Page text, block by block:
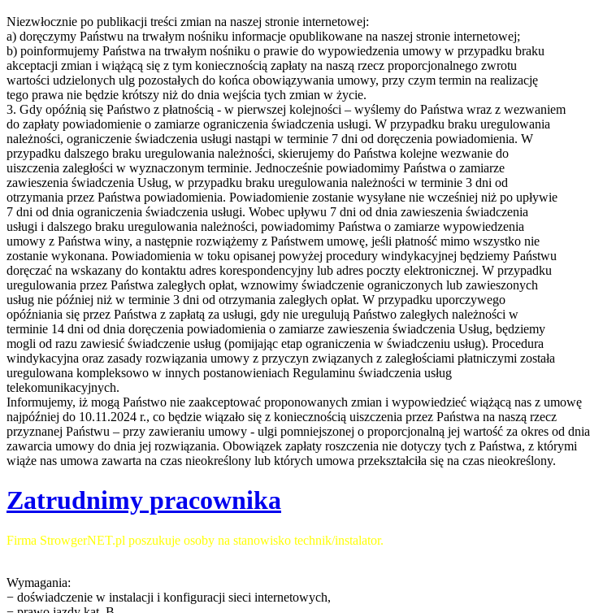
Niezwłocznie po publikacji treści zmian na naszej stronie internetowej:
a) doręczymy Państwu na trwałym nośniku informacje opublikowane na naszej stronie internetowej;
b) poinformujemy Państwa na trwałym nośniku o prawie do wypowiedzenia umowy w przypadku braku
akceptacji zmian i wiążącą się z tym koniecznością zapłaty na naszą rzecz proporcjonalnego zwrotu
wartości udzielonych ulg pozostałych do końca obowiązywania umowy, przy czym termin na realizację
tego prawa nie będzie krótszy niż do dnia wejścia tych zmian w życie.
3. Gdy opóźnią się Państwo z płatnością - w pierwszej kolejności – wyślemy do Państwa wraz z wezwaniem
do zapłaty powiadomienie o zamiarze ograniczenia świadczenia usługi. W przypadku braku uregulowania
należności, ograniczenie świadczenia usługi nastąpi w terminie 7 dni od doręczenia powiadomienia. W
przypadku dalszego braku uregulowania należności, skierujemy do Państwa kolejne wezwanie do
uiszczenia zaległości w wyznaczonym terminie. Jednocześnie powiadomimy Państwa o zamiarze
zawieszenia świadczenia Usług, w przypadku braku uregulowania należności w terminie 3 dni od
otrzymania przez Państwa powiadomienia. Powiadomienie zostanie wysyłane nie wcześniej niż po upływie
7 dni od dnia ograniczenia świadczenia usługi. Wobec upływu 7 dni od dnia zawieszenia świadczenia
usługi i dalszego braku uregulowania należności, powiadomimy Państwa o zamiarze wypowiedzenia
umowy z Państwa winy, a następnie rozwiążemy z Państwem umowę, jeśli płatność mimo wszystko nie
zostanie wykonana. Powiadomienia w toku opisanej powyżej procedury windykacyjnej będziemy Państwu
doręczać na wskazany do kontaktu adres korespondencyjny lub adres poczty elektronicznej. W przypadku
uregulowania przez Państwa zaległych opłat, wznowimy świadczenie ograniczonych lub zawieszonych
usług nie później niż w terminie 3 dni od otrzymania zaległych opłat. W przypadku uporczywego
opóźniania się przez Państwa z zapłatą za usługi, gdy nie uregulują Państwo zaległych należności w
terminie 14 dni od dnia doręczenia powiadomienia o zamiarze zawieszenia świadczenia Usług, będziemy
mogli od razu zawiesić świadczenie usług (pomijając etap ograniczenia w świadczeniu usług). Procedura
windykacyjna oraz zasady rozwiązania umowy z przyczyn związanych z zaległościami płatniczymi została
uregulowana kompleksowo w innych postanowieniach Regulaminu świadczenia usług
telekomunikacyjnych.
Informujemy, iż mogą Państwo nie zaakceptować proponowanych zmian i wypowiedzieć wiążącą nas z umowę
najpóźniej do 10.11.2024 r., co będzie wiązało się z koniecznością uiszczenia przez Państwa na naszą rzecz
przyznanej Państwu – przy zawieraniu umowy - ulgi pomniejszonej o proporcjonalną jej wartość za okres od dnia
zawarcia umowy do dnia jej rozwiązania. Obowiązek zapłaty roszczenia nie dotyczy tych z Państwa, z którymi
wiąże nas umowa zawarta na czas nieokreślony lub których umowa przekształciła się na czas nieokreślony.
Zatrudnimy pracownika
Firma StrowgerNET.pl poszukuje osoby na stanowisko technik/instalator.
Wymagania:
− doświadczenie w instalacji i konfiguracji sieci internetowych,